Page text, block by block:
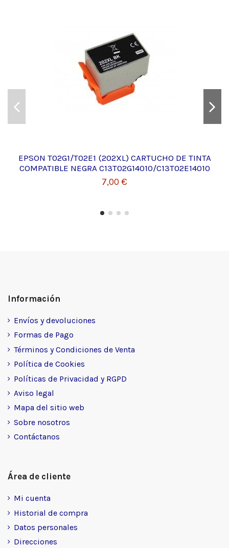
EPSON T02G1/T02E1 (202XL) CARTUCHO DE TINTA
COMPATIBLE NEGRA C13T02G14010/C13T02E14010
7,00 €
Información
Envíos y devoluciones
Formas de Pago
Términos y Condiciones de Venta
Política de Cookies
Políticas de Privacidad y RGPD
Aviso legal
Mapa del sitio web
Sobre nosotros
Contáctanos
Área de cliente
Mi cuenta
Historial de compra
Datos personales
Direcciones